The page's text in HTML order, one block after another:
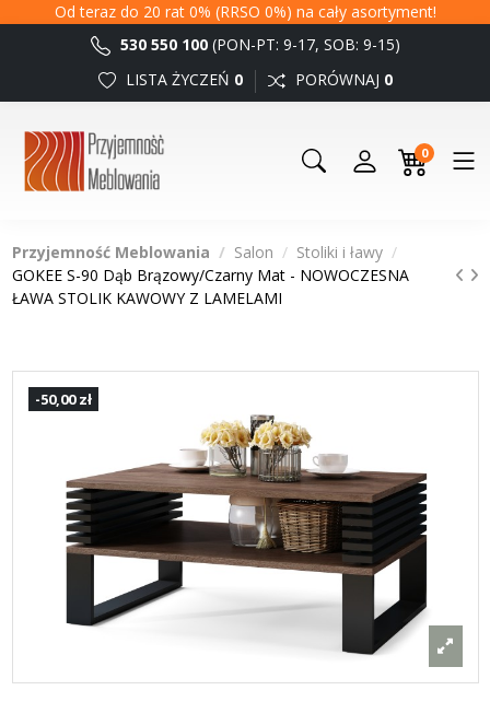
Od teraz do 20 rat 0% (RRSO 0%) na cały asortyment!
530 550 100 (PON-PT: 9-17, SOB: 9-15)
LISTA ŻYCZEŃ 0 PORÓWNAJ 0
0
Przyjemność Meblowania Salon
Stoliki i ławy
GOKEE S-90 Dąb Brązowy/Czarny Mat - NOWOCZESNA
ŁAWA STOLIK KAWOWY Z LAMELAMI
-50,00 zł